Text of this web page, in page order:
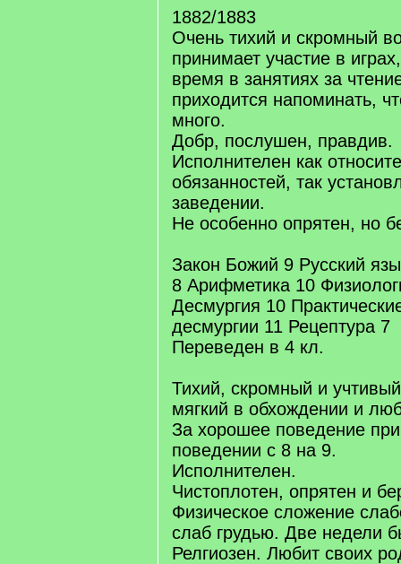
1882/1883
Очень тихий и скромный
принимает участие в
время в занятиях за
приходится напоминать,
много.
Добр, послушен, правдив.
Исполнителен как
обязанностей, так
заведении.
Не особенно опрятен, но
Закон Божий 9 Русский
8 Арифметика 10
Десмургия 10
десмургии 11 Рецептура 7
Переведен в 4 кл.
Тихий, скромный и
мягкий в обхождении и
За хорошее поведение
поведении с 8 на 9.
Исполнителен.
Чистоплотен, опрятен и
Физическое сложение
слаб грудью. Две недели
Релгиозен. Любит своих